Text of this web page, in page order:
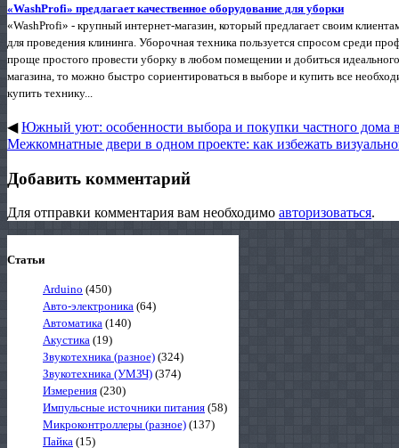
«WashProfi» предлагает качественное оборудование для уборки
«WashProfi» - крупный интернет-магазин, который предлагает своим
для проведения клининга. Уборочная техника пользуется спросом среди
проще простого провести уборку в любом помещении и добиться идеального
магазина, то можно быстро сориентироваться в выборе и купить все
купить технику...
◀Южный уют: особенности выбора и покупки частного дома
Межкомнатные двери в одном проекте: как избежать
Добавить комментарий
Для отправки комментария вам необходимо авторизоваться.
Статьи
Arduino (450)
Авто-электроника (64)
Автоматика (140)
Акустика (19)
Звукотехника (разное) (324)
Звукотехника (УМЗЧ) (374)
Измерения (230)
Импульсные источники питания (58)
Микроконтроллеры (разное) (137)
Пайка (15)